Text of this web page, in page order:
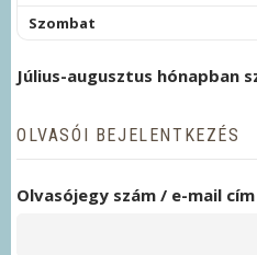
Szombat
Július-augusztus hónapban
OLVASÓI BEJELENTKEZÉS
Olvasójegy szám / e-mail cím